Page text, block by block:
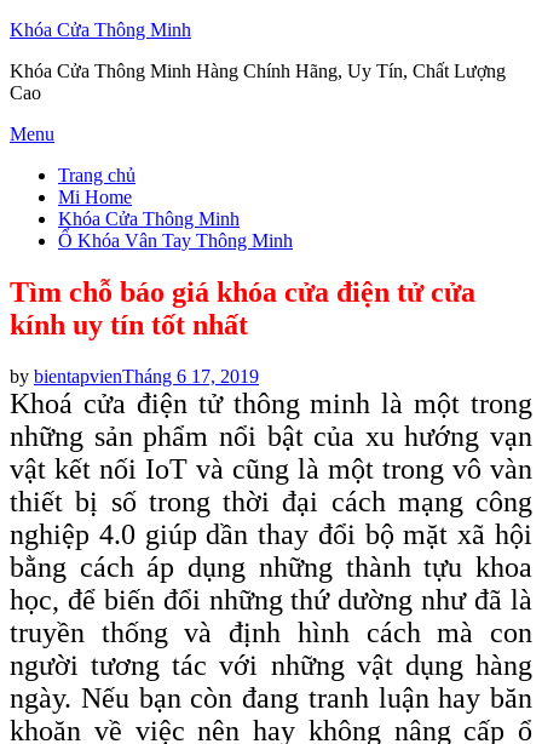
Khóa Cửa Thông Minh
Khóa Cửa Thông Minh Hàng Chính Hãng, Uy Tín, Chất Lượng
Cao
Skip
content
Menu
Trang chủ
Mi Home
Khóa Cửa Thông Minh
Ổ Khóa Vân Tay Thông Minh
Tìm chỗ báo giá khóa cửa điện tử cửa
kính uy tín tốt nhất
by bientapvienPosted
on
Tháng 6 17, 2019
Khoá cửa điện tử thông minh là một trong
những sản phẩm nổi bật của xu hướng vạn
vật kết nối IoT và cũng là một trong vô vàn
thiết bị số trong thời đại cách mạng công
nghiệp 4.0 giúp dần thay đổi bộ mặt xã hội
bằng cách áp dụng những thành tựu khoa
học, để biến đổi những thứ dường như đã là
truyền thống và định hình cách mà con
người tương tác với những vật dụng hàng
ngày. Nếu bạn còn đang tranh luận hay băn
khoăn về việc nên hay không nâng cấp ổ